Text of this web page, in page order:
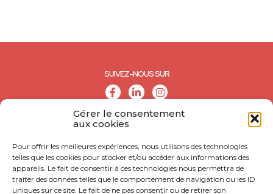
Gérer le consentement
aux cookies
Pour offrir les meilleures expériences, nous utilisons des technologies
telles que les cookies pour stocker et/ou accéder aux informations des
appareils. Le fait de consentir à ces technologies nous permettra de
traiter des données telles que le comportement de navigation ou les ID
uniques sur ce site. Le fait de ne pas consentir ou de retirer son
SUIVEZ-NOUS SUR